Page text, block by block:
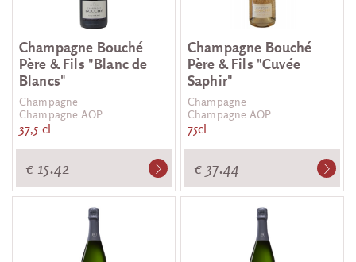
Champagne Bouché
Père & Fils "Blanc de
Blancs"
Champagne
Champagne AOP
37,5 cl
€ 15.42
Champagne Bouché
Père & Fils "Cuvée
Saphir"
Champagne
Champagne AOP
75cl
€ 37.44